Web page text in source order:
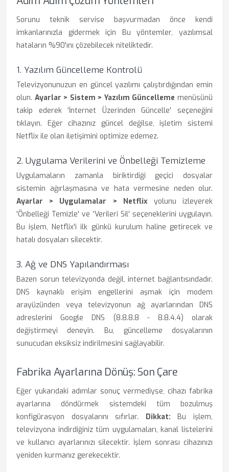
Sorunu teknik servise başvurmadan önce kendi
imkanlarınızla gidermek için Bu yöntemler, yazılımsal
hataların %90'ını çözebilecek niteliktedir.
1. Yazılım Güncelleme Kontrolü
Televizyonunuzun en güncel yazılımı çalıştırdığından emin
olun. Ayarlar > Sistem > Yazılım Güncelleme menüsünü
takip ederek 'İnternet Üzerinden Güncelle' seçeneğini
tıklayın. Eğer cihazınız güncel değilse, işletim sistemi
Netflix ile olan iletişimini optimize edemez.
2. Uygulama Verilerini ve Önbelleği Temizleme
Uygulamaların zamanla biriktirdiği geçici dosyalar
sistemin ağırlaşmasına ve hata vermesine neden olur.
Ayarlar > Uygulamalar > Netflixyolunu izleyerek
'Önbelleği Temizle' ve 'Verileri Sil' seçeneklerini uygulayın.
Bu işlem, Netflix'i ilk günkü kurulum haline getirecek ve
hatalı dosyaları silecektir.
3. Ağ ve DNS Yapılandırması
Bazen sorun televizyonda değil, internet bağlantısındadır.
DNS kaynaklı erişim engellerini aşmak için modem
arayüzünden veya televizyonun ağ ayarlarından DNS
adreslerini Google DNS (8.8.8.8 - 8.8.4.4) olarak
değiştirmeyi deneyin. Bu, güncelleme dosyalarının
sunucudan eksiksiz indirilmesini sağlayabilir.
Fabrika Ayarlarına Dönüş: Son Çare
Eğer yukarıdaki adımlar sonuç vermediyse, cihazı fabrika
ayarlarına döndürmek sistemdeki tüm bozulmuş
konfigürasyon dosyalarını sıfırlar. Dikkat: Bu işlem,
televizyona indirdiğiniz tüm uygulamaları, kanal listelerini
ve kullanıcı ayarlarınızı silecektir. İşlem sonrası cihazınızı
yeniden kurmanız gerekecektir.